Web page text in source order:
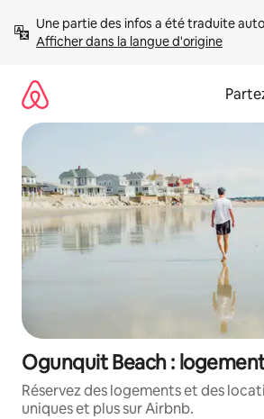
directement
Afficher dans la langue d'origine
Ogunquit Beach :
Réservez des logements et des
uniques et plus sur Airbnb.